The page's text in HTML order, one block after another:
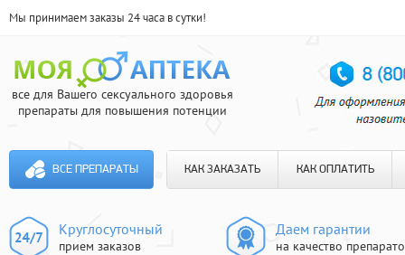
Мы принимаем заказы 24 часа в сутки!
все для Вашего сексуального здоровья
препараты для повышения потенции
ВСЕ ПРЕПАРАТЫ КАК ЗАКАЗАТЬ КАК ОПЛАТИТЬ
Круглосуточный
прием заказов
Даем гарантии
на качество